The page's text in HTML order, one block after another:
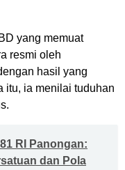
yang memuat
resmi oleh
hasil yang
itu, ia menilai tuduhan
RI Panongan:
dan Pola